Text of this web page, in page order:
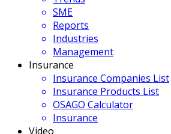
SME
Reports
Industries
Management
Insurance
Insurance Companies List
Insurance Products List
OSAGO Calculator
Insurance
Video